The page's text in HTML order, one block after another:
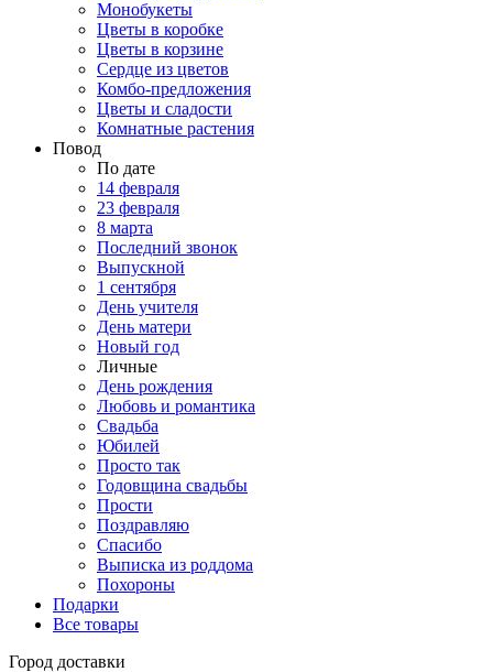
Монобукеты
Цветы в коробке
Цветы в корзине
Сердце из цветов
Комбо-предложения
Цветы и сладости
Комнатные растения
Повод
По дате
14 февраля
23 февраля
8 марта
Последний звонок
Выпускной
1 сентября
День учителя
День матери
Новый год
Личные
День рождения
Любовь и романтика
Свадьба
Юбилей
Просто так
Годовщина свадьбы
Прости
Поздравляю
Спасибо
Выписка из роддома
Похороны
Подарки
Все товары
Город доставки